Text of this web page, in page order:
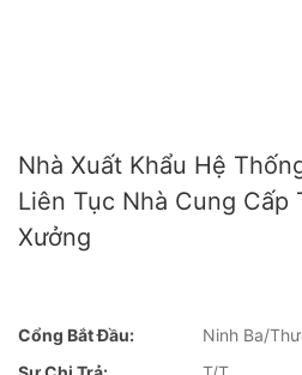
Nhà Xuất Khẩu Hệ
Liên Tục Nhà Cung Cấp
Xưởng
Cổng Bắt Đầu:
Ninh Ba/